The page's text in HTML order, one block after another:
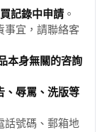
記錄中申請 。
事宜，請聯絡客
本身無關的咨詢
、辱罵、洗版等
話號碼、郵箱地